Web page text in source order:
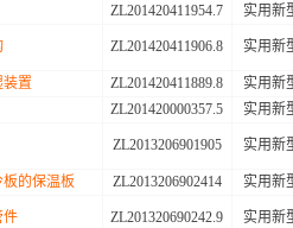
ZL201420411954.7 实用新
ZL201420411906.8 实用新
置 ZL201420411889.8 实用新
ZL201420000357.5 实用新
ZL2013206901905 实用新
的保温板 ZL2013206902414 实用新
件 ZL201320690242.9 实用新